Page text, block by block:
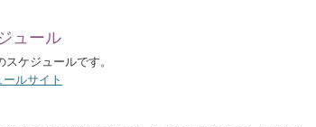
ュール
ケジュールです。
ルサイト